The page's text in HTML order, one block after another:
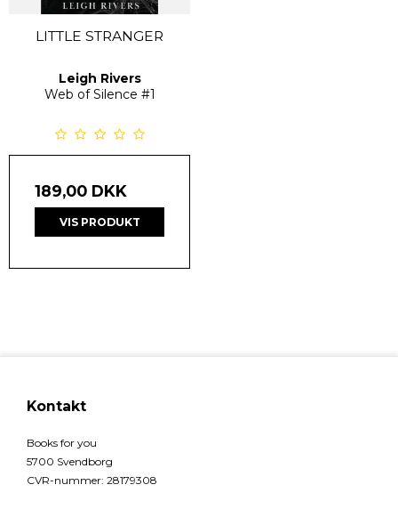
LITTLE STRANGER
Leigh Rivers
Web of Silence #1
189,00 DKK
VIS PRODUKT
Kontakt
Books for you
5700 Svendborg
CVR-nummer: 28179308